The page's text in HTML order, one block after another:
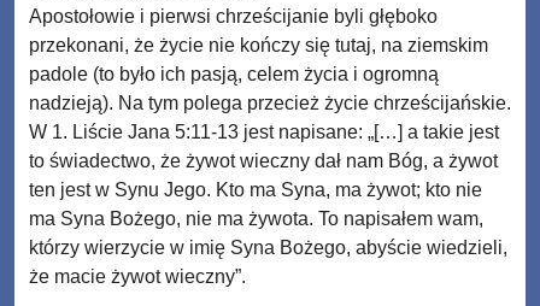
Apostołowie i pierwsi chrześcijanie byli głęboko
przekonani, że życie nie kończy się tutaj, na ziemskim
padole (to było ich pasją, celem życia i ogromną
nadzieją). Na tym polega przecież życie chrześcijańskie.
W 1. Liście Jana 5:11-13 jest napisane: „[…] a takie jest
to świadectwo, że żywot wieczny dał nam Bóg, a żywot
ten jest w Synu Jego. Kto ma Syna, ma żywot; kto nie
ma Syna Bożego, nie ma żywota. To napisałem wam,
którzy wierzycie w imię Syna Bożego, abyście wiedzieli,
że macie żywot wieczny”.